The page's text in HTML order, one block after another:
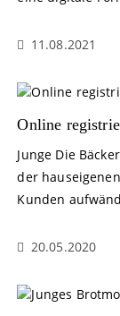
11.08.2021
Online
Junge Die
der
Kunden
20.05.2020